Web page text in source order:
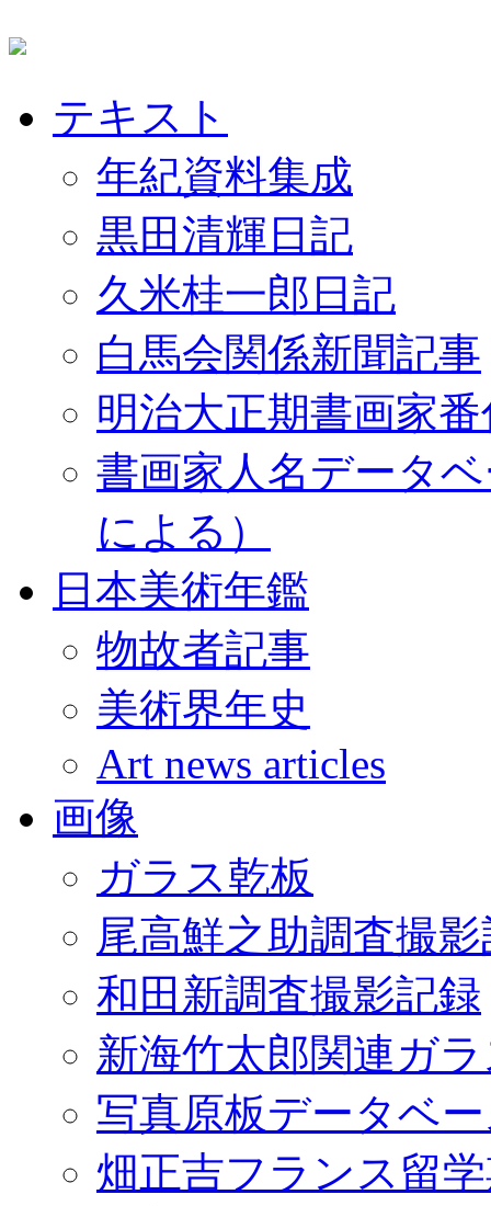
テキスト
年紀資料集成
黒田清輝日記
久米桂一郎日記
白馬会関係新聞記事
明治大正期書画家
書画家人名データ
による）
日本美術年鑑
物故者記事
美術界年史
Art news articles
画像
ガラス乾板
尾高鮮之助調査撮
和田新調査撮影記録
新海竹太郎関連ガ
写真原板データベ
畑正吉フランス留